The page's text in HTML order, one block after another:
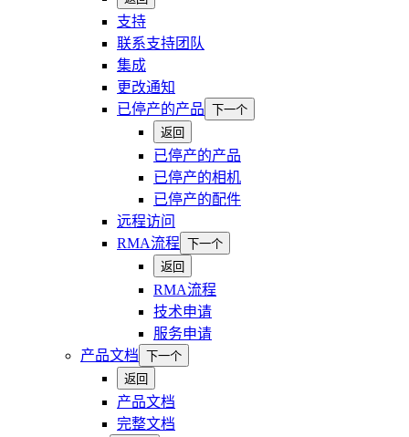
支持
联系支持团队
集成
更改通知
已停产的产品
下一个
返回
已停产的产品
已停产的相机
已停产的配件
远程访问
RMA流程
下一个
返回
RMA流程
技术申请
服务申请
产品文档
下一个
返回
产品文档
完整文档